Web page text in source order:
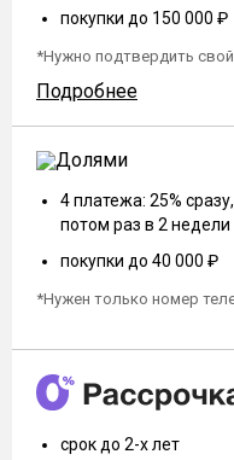
покупки до 150 000 ₽
*Нужно подтвердить
Подробнее
4 платежа: 25% сразу,
потом раз в 2 недели
покупки до 40 000 ₽
*Нужен только номер
срок до 2-х лет